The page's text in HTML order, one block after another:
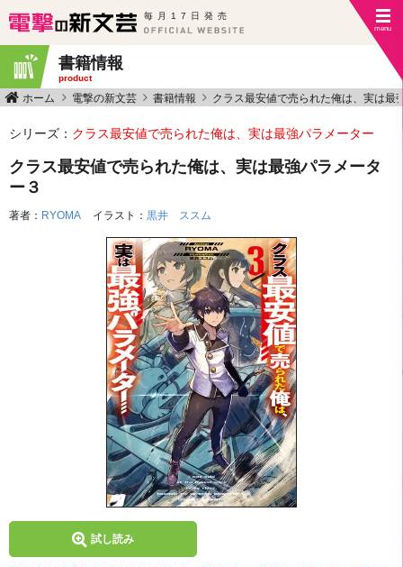
毎月17日発売
書籍情報
product
ホーム 電撃の新文芸 書籍情報 クラス最安値で売られた俺は、実は最
シリーズ： クラス最安値で売られた俺は、実は最強パラメーター
クラス最安値で売られた俺は、実は最強パラメータ
ー３
著者： RYOMA イラスト： 黒井 ススム
試し読み